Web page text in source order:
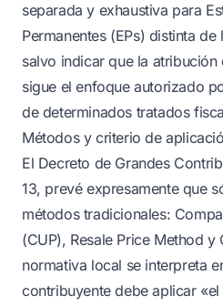
separada y exhaustiva para
Permanentes (EPs) distinta
salvo indicar que la atribución
sigue el enfoque autorizado
de determinados tratados
Métodos y criterio de
El Decreto de Grandes
13, prevé expresamente que
métodos tradicionales:
(CUP), Resale Price Method y
normativa local se interpreta
contribuyente debe aplicar